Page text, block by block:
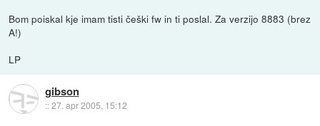
Bom poiskal kje imam tisti češki fw in ti poslal. Za verzijo 8883 (brez
A!)
LP
gibson
::27. apr 2005, 15:12